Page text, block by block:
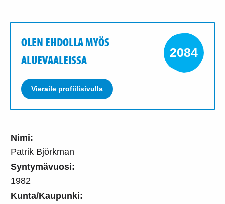
Nimi:
Patrik Björkman
Syntymävuosi:
1982
Kunta/Kaupunki:
OLEN EHDOLLA MYÖS
ALUEVAALEISSA
Vieraile profiilisivulla
2084